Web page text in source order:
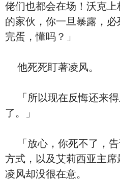
佬们也都会在场！沃克
的家伙，你一旦暴露，
完蛋，懂吗？」
他死死盯著凌风。
「所以现在反悔还来得
了。」
「放心，你死不了，告
方式，以及艾莉西亚主席
凌风却没很在意。